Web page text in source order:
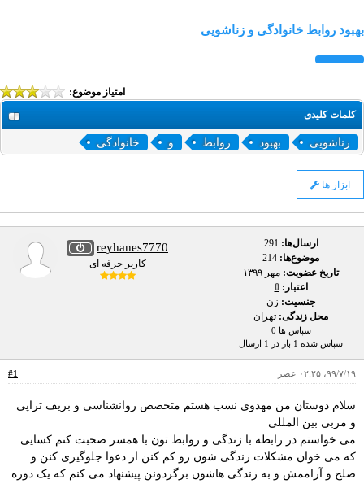
بهبود روابط خانوادگی و زناشویی
امتیاز موضوع:
کلمات کلیدی
زناشویی بهبود روابط و خانوادگی
ابزار ها
reyhanes7770
کاربر حرفه ای
ارسال‌ها: 291
موضوع‌ها:
تاریخ عضویت: مهر ۱۳۹۹
اعتبار:0
جنسیت: زن
محل زندگی: تهران
سپاس ها 0
سپاس شده 1 بار در 1 ارسال
#1 ۹۹/۷/۱۹، ۰۲:۲۵ عصر
سلام دوستان من مهدوی نسب هستم متخصص روانشناسی و بریف تراپی
و مربی بین المللی
می خواستم در رابطه با زندگی و روابط تون با همسر صحبت کنم کسایی
که می خوان مشکلات زندگی شون رو کم کنن از دعوا جلوگیری کنن و
صلح و آراممش و به زندگی هاشون برگردونن پیشنهاد می کنم که یک دوره